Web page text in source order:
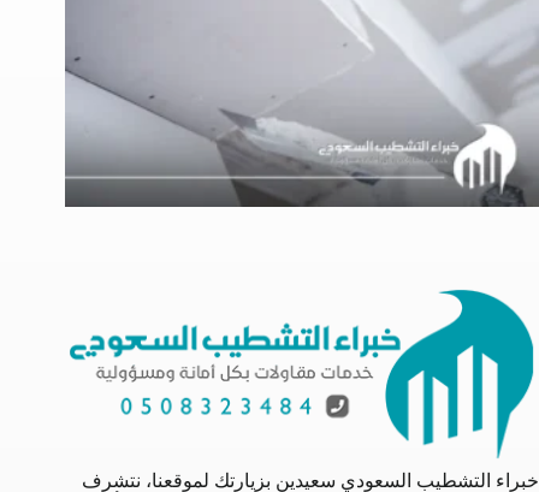
خبراء التشطيب السعودي سعيدين بزيارتك لموقعنا، نتشرف